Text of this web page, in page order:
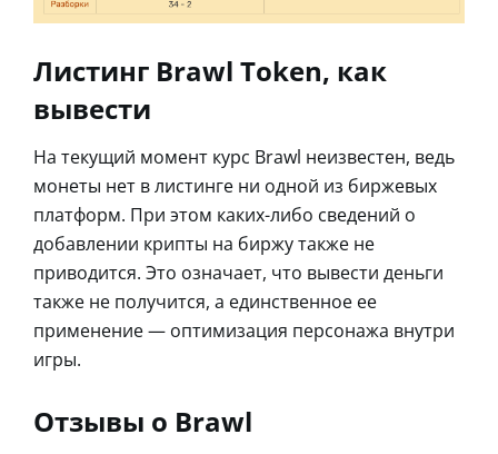
Листинг Brawl Token, как
вывести
На текущий момент курс Brawl неизвестен, ведь
монеты нет в листинге ни одной из биржевых
платформ. При этом каких-либо сведений о
добавлении крипты на биржу также не
приводится. Это означает, что вывести деньги
также не получится, а единственное ее
применение — оптимизация персонажа внутри
игры.
Отзывы о Brawl